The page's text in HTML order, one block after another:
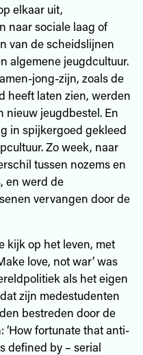
elkaar uit,
naar sociale laag of
van de scheidslijnen
algemene jeugdcultuur.
jong-zijn, zoals de
heeft laten zien, werden
nieuw jeugdbestel. En
in spijkergoed gekleed
Zo week, naar
tussen nozems en
en werd de
vervangen door de
kijk op het leven, met
love, not war’ was
als het eigen
zijn medestudenten
bestreden door de
‘How fortunate that anti-
defined by – serial